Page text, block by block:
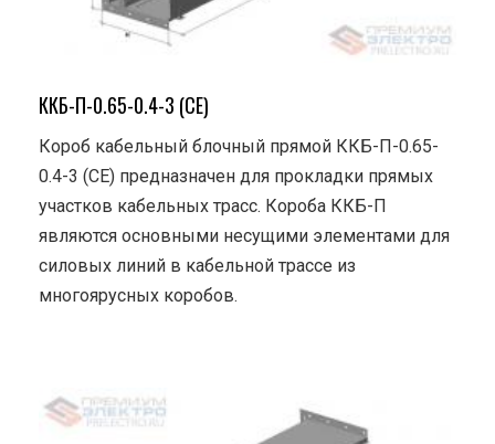
ККБ-П-0.65-0.4-3 (СЕ)
Короб кабельный блочный прямой ККБ-П-0.65-
0.4-3 (СЕ) предназначен для прокладки прямых
участков кабельных трасс. Короба ККБ-П
являются основными несущими элементами для
силовых линий в кабельной трассе из
многоярусных коробов.